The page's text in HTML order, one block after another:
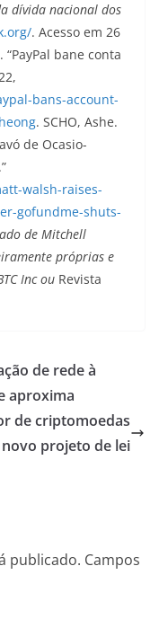
dívida nacional dos
. Acesso em 26
bane conta
bans-account-
. SCHO, Ashe.
de Ocasio-
walsh-raises-
gofundme-shuts-
de Mitchell
próprias e
Inc ou Revista
de rede à
aproxima
de criptomoedas
projeto de lei
publicado. Campos